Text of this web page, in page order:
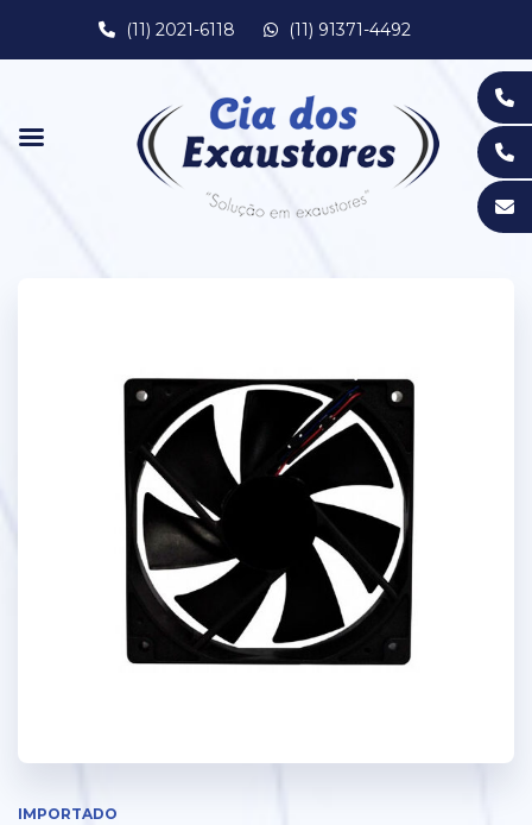
(11) 2021-6118 (11) 91371-4492
IMPORTADO